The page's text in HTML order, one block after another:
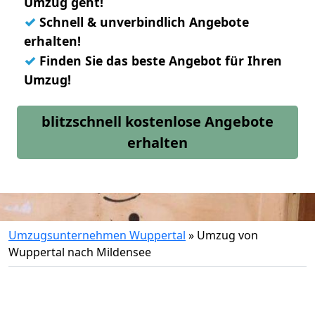
✓ Schnell & unverbindlich Angebote
erhalten!
✓ Finden Sie das beste Angebot für Ihren
Umzug!
blitzschnell kostenlose Angebote
erhalten
Umzugsunternehmen Wuppertal » Umzug von
Wuppertal nach Mildensee